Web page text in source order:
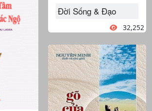
Đời Sống & Đạo
32,252